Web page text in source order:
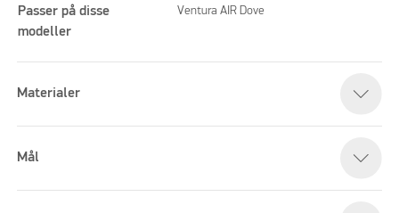
Passer på disse
modeller
Ventura AIR Dove
Materialer
Mål